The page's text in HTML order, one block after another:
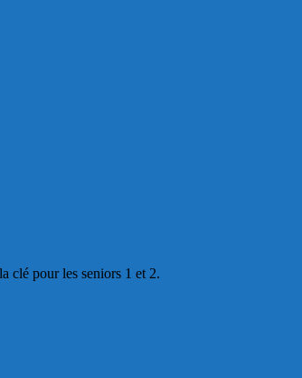
clé pour les seniors 1 et 2.